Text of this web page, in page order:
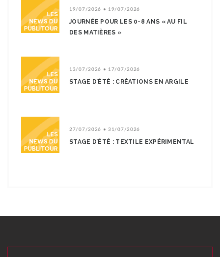
19/07/2026 • 19/07/2026
JOURNÉE POUR LES 0-8 ANS « AU FIL
DES MATIÈRES »
13/07/2026 • 17/07/2026
STAGE D’ÉTÉ : CRÉATIONS EN ARGILE
27/07/2026 • 31/07/2026
STAGE D’ÉTÉ : TEXTILE EXPÉRIMENTAL